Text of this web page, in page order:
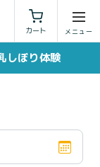
カート
法に基づく表示
しぼり体験